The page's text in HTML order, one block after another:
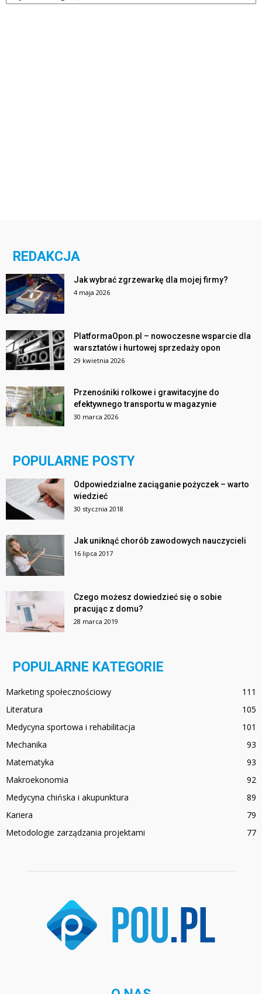
REDAKCJA
Jak wybrać zgrzewarkę dla mojej firmy?
4 maja 2026
PlatformaOpon.pl – nowoczesne wsparcie dla
warsztatów i hurtowej sprzedaży opon
29 kwietnia 2026
Przenośniki rolkowe i grawitacyjne do
efektywnego transportu w magazynie
30 marca 2026
POPULARNE POSTY
Odpowiedzialne zaciąganie pożyczek – warto
wiedzieć
30 stycznia 2018
Jak uniknąć chorób zawodowych nauczycieli
16 lipca 2017
Czego możesz dowiedzieć się o sobie
pracując z domu?
28 marca 2019
POPULARNE KATEGORIE
Marketing społecznościowy
111
Literatura
105
Medycyna sportowa i rehabilitacja
101
Mechanika
93
Matematyka
93
Makroekonomia
92
Medycyna chińska i akupunktura
89
Kariera
79
Metodologie zarządzania projektami
77